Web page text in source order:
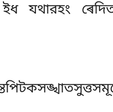
যথারহং